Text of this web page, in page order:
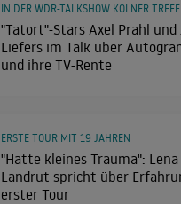
"Tatort"-Stars Axel Prahl und
Liefers im Talk über
und ihre TV-Rente
IN DER WDR-TALKSHOW KÖLNER TREFF
"Hatte kleines Trauma":
Landrut spricht über
erster Tour
ERSTE TOUR MIT 19 JAHREN